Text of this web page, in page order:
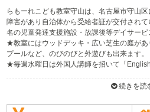
らもーれこども教室守山は、名古屋市守山
障害があり自治体から受給者証が交付され
名の児童発達支援施設・放課後等デイサービ
★教室にはウッドデッキ・広い芝生の庭が
プールなど、のびのびと外遊びも出来ます。
★毎週水曜日は外国人講師を招いて「
使い、遊びの中で外国語に触れていきます
容を変更し、楽しく遊びながら取り組める
続きを読